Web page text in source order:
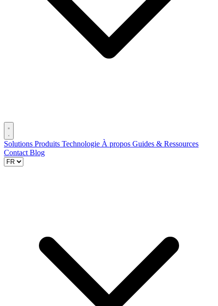
Solutions Produits Technologie À propos Guides & Ressources
Contact Blog